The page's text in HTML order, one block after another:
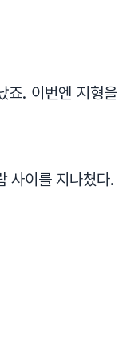
죠. 이번엔 지형
사이를 지나쳤다.